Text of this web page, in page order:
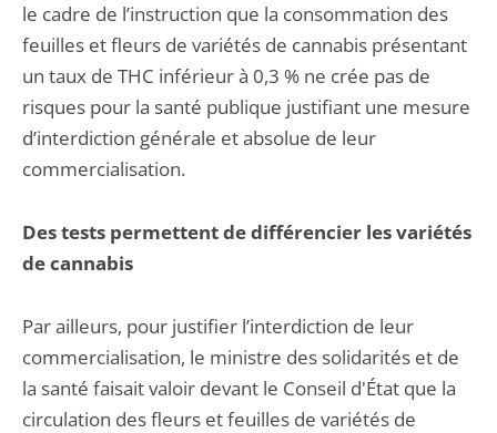
le cadre de l’instruction que la consommation des
feuilles et fleurs de variétés de cannabis présentant
un taux de THC inférieur à 0,3 % ne crée pas de
risques pour la santé publique justifiant une mesure
d’interdiction générale et absolue de leur
commercialisation.
Des tests permettent de différencier les variétés
de cannabis
Par ailleurs, pour justifier l’interdiction de leur
commercialisation, le ministre des solidarités et de
la santé faisait valoir devant le Conseil d'État que la
circulation des fleurs et feuilles de variétés de